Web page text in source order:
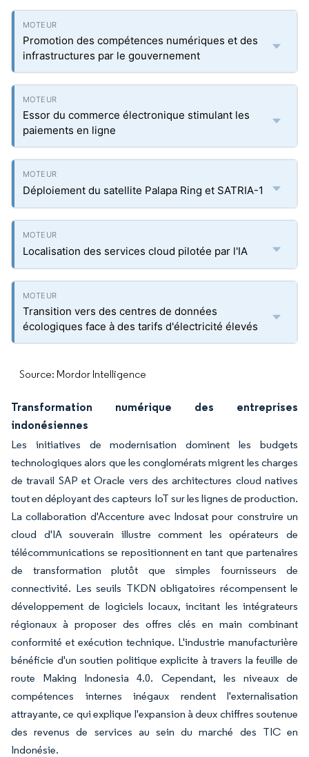
Promotion des compétences numériques et des
infrastructures par le gouvernement
Essor du commerce électronique stimulant les
paiements en ligne
Déploiement du satellite Palapa Ring et SATRIA-1
Localisation des services cloud pilotée par l'IA
Transition vers des centres de données
écologiques face à des tarifs d'électricité élevés
Source: Mordor Intelligence
Transformation numérique des entreprises
indonésiennes
Les initiatives de modernisation dominent les budgets
technologiques alors que les conglomérats migrent les charges
de travail SAP et Oracle vers des architectures cloud natives
tout en déployant des capteurs IoT sur les lignes de production.
La collaboration d'Accenture avec Indosat pour construire un
cloud d'IA souverain illustre comment les opérateurs de
télécommunications se repositionnent en tant que partenaires
de transformation plutôt que simples fournisseurs de
connectivité. Les seuils TKDN obligatoires récompensent le
développement de logiciels locaux, incitant les intégrateurs
régionaux à proposer des offres clés en main combinant
conformité et exécution technique. L'industrie manufacturière
bénéficie d'un soutien politique explicite à travers la feuille de
route Making Indonesia 4.0. Cependant, les niveaux de
compétences internes inégaux rendent l'externalisation
attrayante, ce qui explique l'expansion à deux chiffres soutenue
des revenus de services au sein du marché des TIC en
Indonésie.